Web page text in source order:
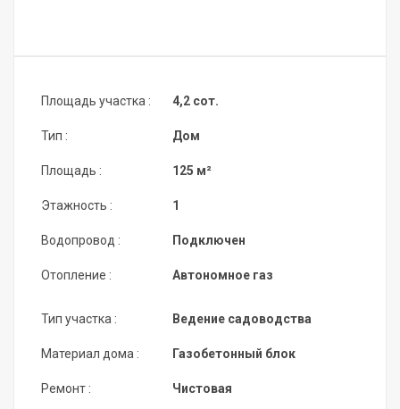
Площадь участка :
Тип :
Площадь :
Этажность :
Водопровод :
Отопление :
4,2 сот.
Дом
125 м²
1
Подключен
Автономное газ
Тип участка :
Материал дома :
Ремонт :
Ведение садоводства
Газобетонный блок
Чистовая